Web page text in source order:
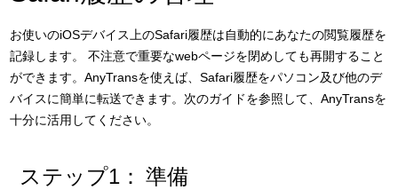
お使いのiOSデバイス上のSafari履歴は自動的にあなたの閲覧履歴を
記録します。 不注意で重要なwebページを閉めしても再開すること
ができます。AnyTransを使えば、Safari履歴をパソコン及び他のデ
バイスに簡単に転送できます。次のガイドを参照して、AnyTransを
十分に活用してください。
ステップ1： 準備